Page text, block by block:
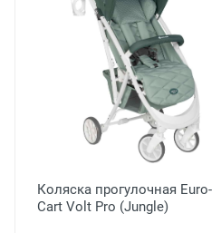
Коляска прогулочная Euro-
Cart Volt Pro (Jungle)